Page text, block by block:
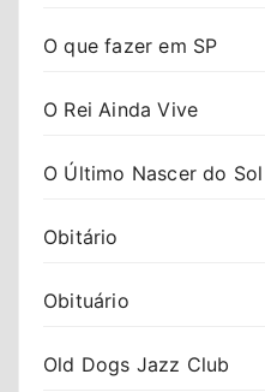
O que fazer em SP
O Rei Ainda Vive
O Último Nascer do Sol
Obitário
Obituário
Old Dogs Jazz Club